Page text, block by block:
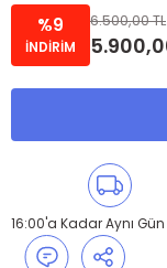
%9
İNDİRİM
6.500,00 TL
16:00'a Kadar Aynı